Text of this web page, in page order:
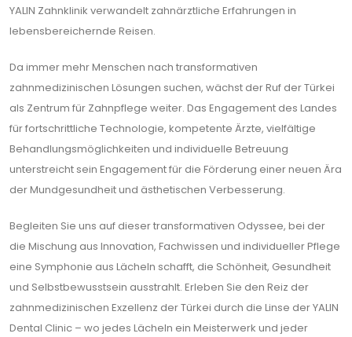
YALIN Zahnklinik verwandelt zahnärztliche Erfahrungen in
lebensbereichernde Reisen.
Da immer mehr Menschen nach transformativen
zahnmedizinischen Lösungen suchen, wächst der Ruf der Türkei
als Zentrum für Zahnpflege weiter. Das Engagement des Landes
für fortschrittliche Technologie, kompetente Ärzte, vielfältige
Behandlungsmöglichkeiten und individuelle Betreuung
unterstreicht sein Engagement für die Förderung einer neuen Ära
der Mundgesundheit und ästhetischen Verbesserung.
Begleiten Sie uns auf dieser transformativen Odyssee, bei der
die Mischung aus Innovation, Fachwissen und individueller Pflege
eine Symphonie aus Lächeln schafft, die Schönheit, Gesundheit
und Selbstbewusstsein ausstrahlt. Erleben Sie den Reiz der
zahnmedizinischen Exzellenz der Türkei durch die Linse der YALIN
Dental Clinic – wo jedes Lächeln ein Meisterwerk und jeder